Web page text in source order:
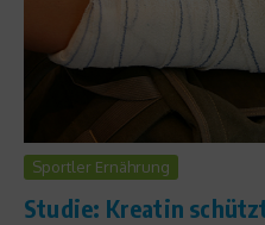
Sportler Ernährung
Studie: Kreatin